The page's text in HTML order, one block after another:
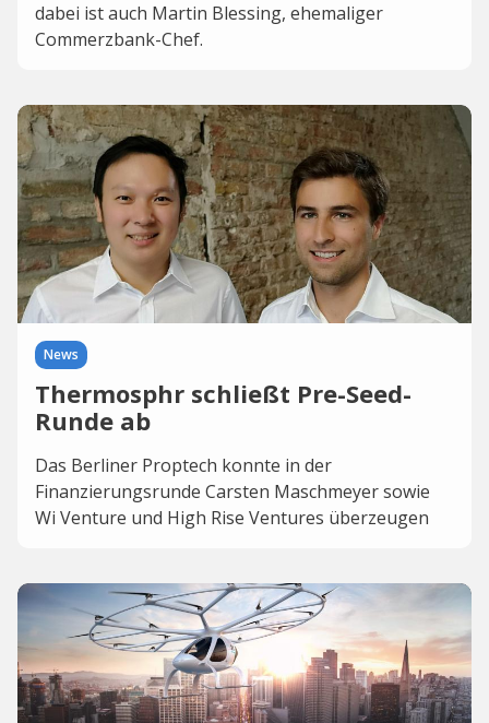
dabei ist auch Martin Blessing, ehemaliger
Commerzbank-Chef.
News
Thermosphr schließt Pre-Seed-
Runde ab
Das Berliner Proptech konnte in der
Finanzierungsrunde Carsten Maschmeyer sowie
Wi Venture und High Rise Ventures überzeugen